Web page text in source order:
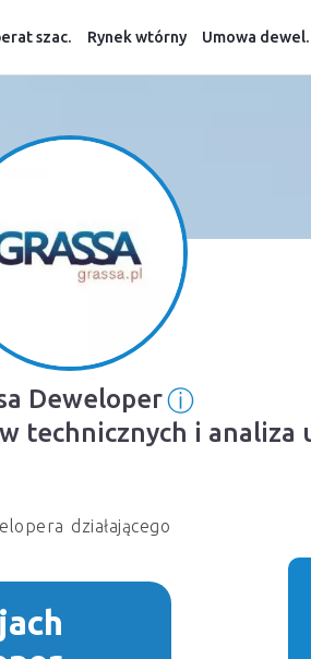
szac. Rynek wtórny Umowa dewel.
Deweloperⓘ
technicznych i analiza
działającego